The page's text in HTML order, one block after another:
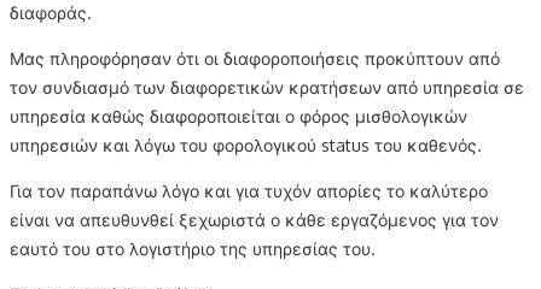
διαφοράς.
Μας πληροφόρησαν ότι οι διαφοροποιήσεις προκύπτουν από
τον συνδιασμό των διαφορετικών κρατήσεων από υπηρεσία σε
υπηρεσία καθώς διαφοροποιείται ο φόρος μισθολογικών
υπηρεσιών και λόγω του φορολογικού status του καθενός.
Για τον παραπάνω λόγο και για τυχόν απορίες το καλύτερο
είναι να απευθυνθεί ξεχωριστά ο κάθε εργαζόμενος για τον
εαυτό του στο λογιστήριο της υπηρεσίας του.